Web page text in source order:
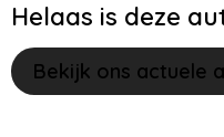
Helaas is deze
Bekijk ons actuele